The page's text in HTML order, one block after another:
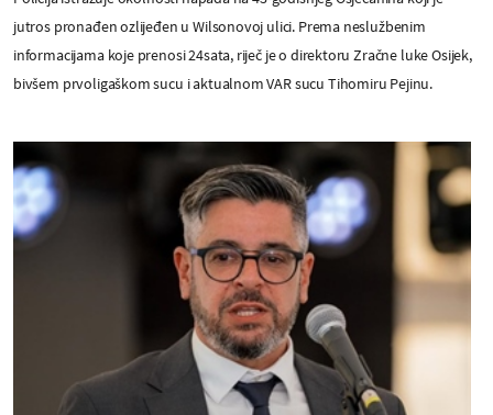
jutros pronađen ozlijeđen u Wilsonovoj ulici. Prema neslužbenim
informacijama koje prenosi 24sata, riječ je o direktoru Zračne luke Osijek,
bivšem prvoligaškom sucu i aktualnom VAR sucu Tihomiru Pejinu.